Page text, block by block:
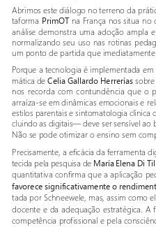
Abrimos este diálogo no terreno da
taforma PrimOT na França nos situa no
análise demonstra uma adoção ampla
normalizando seu uso nas rotinas
um ponto de partida que
Porque a tecnologia é implementada
mática de Celia Gallardo Herrerías
nos recorda com contundência que o
arraíza-se em dinâmicas emocionais e
estilos parentais e sintomatologia
cluindo as digitais— deve ser sensível ao
Não se pode otimizar o ensino sem
Precisamente, a eficácia da ferramenta
tecida pela pesquisa de María Elena Di
quantitativa confirma que a aplicação
favorece significativamente o
tada por Schneewele, mas, assim como
docente e da adequação estratégica. A
competência profissional e pela